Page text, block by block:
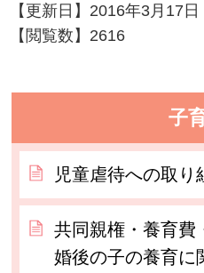
【更新日】 2016年3月17日
【閲覧数】 2616
子
児童虐待への取り
共同親権・養育費
婚後の子の養育に